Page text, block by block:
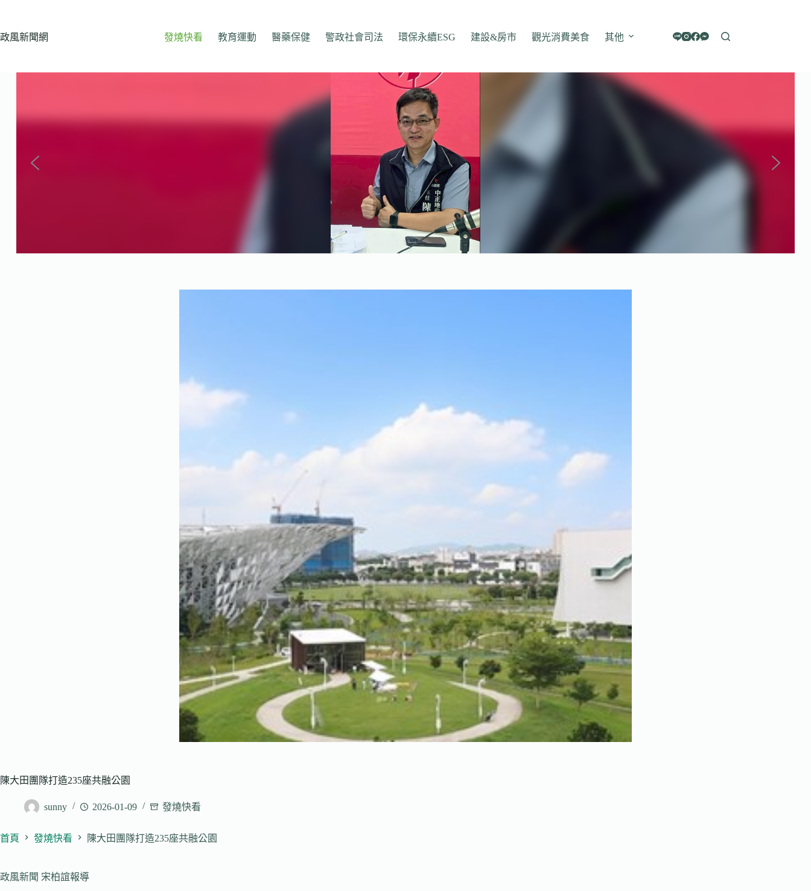
主
政風新聞網 發燒快看 教育運動 醫藥保健 警政社會司法 環保永續ESG 建設&房市 觀光消費美食 其他
陳大田團隊打造235座共融公園
sunny 2026-01-09 發燒快看
首頁 發燒快看 陳大田團隊打造235座共融公園
政風新聞 宋柏誼報導